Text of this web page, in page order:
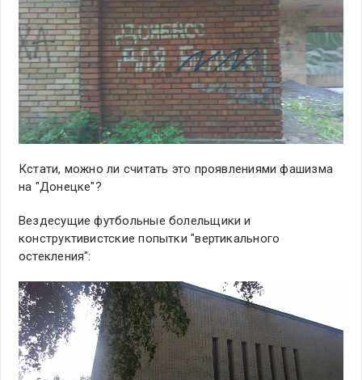
Кстати, можно ли считать это проявлениями фашизма
на "Донецке"?
Вездесущие футбольные болельщики и
конструктивистские попытки "вертикального
остекления":